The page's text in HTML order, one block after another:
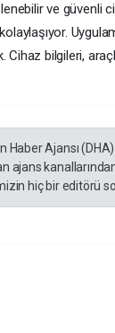
ve güvenli
bilgileri,
Haber Ajansı
hiç bir editörü